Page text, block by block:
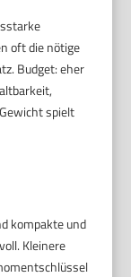
oft die nötige
Budget: eher
spielt
kompakte und
Kleinere